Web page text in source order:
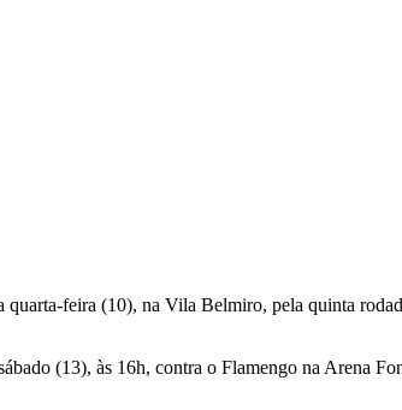
feira (10), na Vila Belmiro, pela quinta
(13), às 16h, contra o Flamengo na Arena